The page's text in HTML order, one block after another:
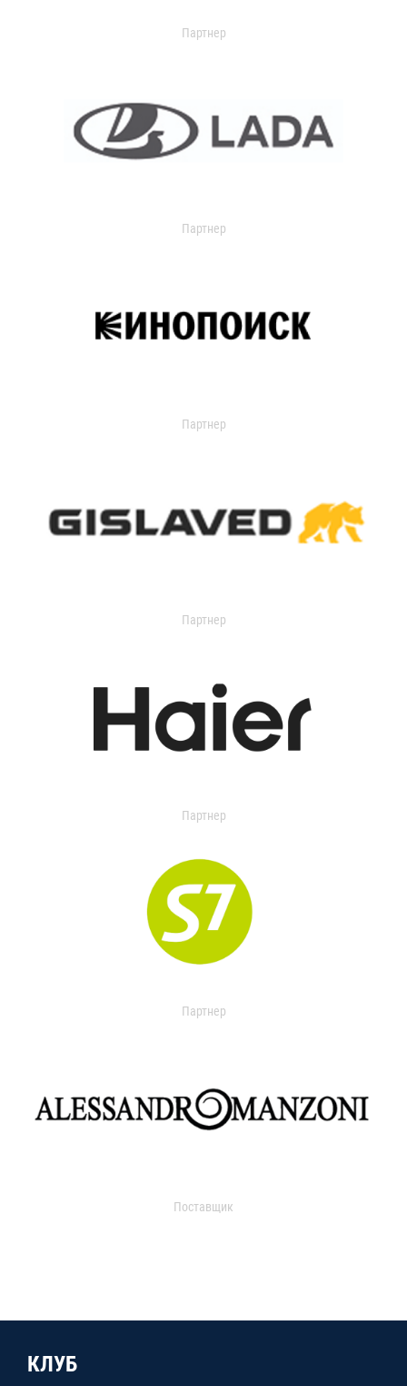
Партнер
Партнер
Партнер
Партнер
Партнер
Партнер
Поставщик
КЛУБ